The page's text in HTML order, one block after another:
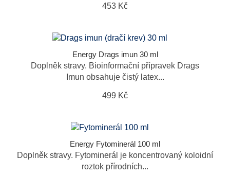
453 Kč
Energy Drags imun 30 ml
Doplněk stravy. Bioinformační přípravek Drags
Imun obsahuje čistý latex...
499 Kč
Energy Fytominerál 100 ml
Doplněk stravy. Fytominerál je koncentrovaný koloidní
roztok přírodních...